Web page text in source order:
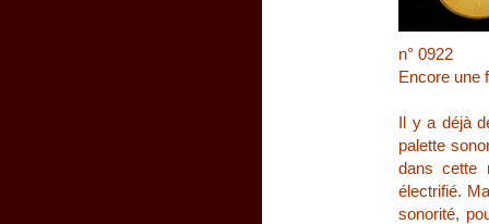
n° 0922
Encore une
Il y a déjà
palette
dans cette
électrifié.
sonorité,